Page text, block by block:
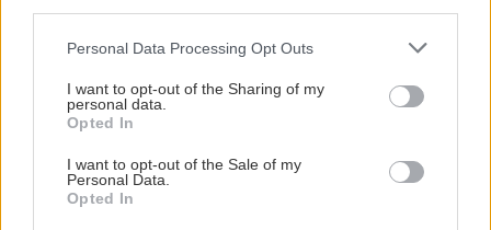
Personal Data Processing Opt Outs
I want to opt-out of the Sharing of my
personal data.
Opted In
I want to opt-out of the Sale of my
Personal Data.
Opted In
11:40
ΚΡΗΤΗ
θάλασσα
11:31
ΠΕΡΙΕΡΓΑ - ΠΑΡΑΞΕΝΑ
Η «μπαταρία» του βυθού: Το φιλόδοξο σχέδιο
Όλες οι ειδήσεις